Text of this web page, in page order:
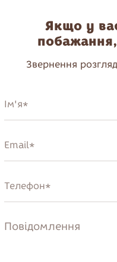
Якщо у
Звернення